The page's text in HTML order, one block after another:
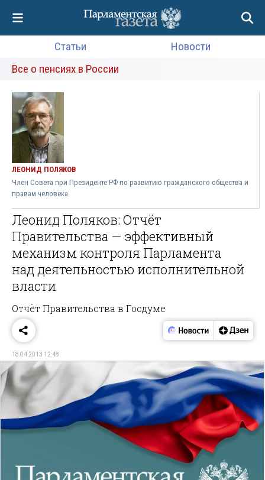
Статьи
Новости
Все о пенсиях в России
ЛЕОНИД ПОЛЯКОВ
Член Совета при Президенте РФ по развитию гражданского общества и
правам человека
Леонид Поляков: Отчёт
Правительства — эффективный
механизм контроля Парламента
над деятельностью исполнительной
власти
Отчёт Правительства в Госдуме
18.04.2013 12:48